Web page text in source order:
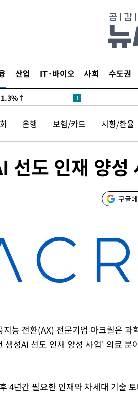
산업 IT·바이오 사회 수도권
위, 열대야 계속[다음
의 기회로 삼겠다"
㎜ 비
가 1.3억원
과 한일전
·1명 실종
의 기회로 삼겠다"
비
1.3%↑
은행 보험/카드 시황/환율
선도 인재 양성
구글
능 전환(AX) 전문기업 아크릴은
성AI 선도 인재 양성 사업' 의료 분
4년간 필요한 인재와 차세대 기술